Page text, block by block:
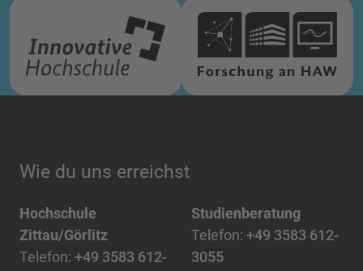
Wie du uns erreichst
Hochschule
Zittau/Görlitz
Telefon: +49 3583 612-
Studienberatung
Telefon: +49 3583 612-
3055